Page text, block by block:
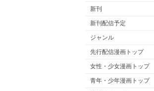
新刊
新刊配信予定
ジャンル
先行配信漫画トップ
女性・少女漫画トップ
青年・少年漫画トップ